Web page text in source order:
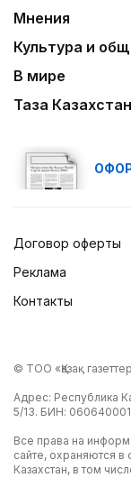
Мнения
Культура и
В мире
Таза Казахстан
Договор оферты
Реклама
Контакты
© ТОО «Қазақ
Адрес: Республика
5/13. БИН:
Все права на
сайте, охраняются в
Казахстан, в том